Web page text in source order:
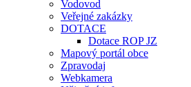
Vodovod
Veřejné zakázky
DOTACE
Dotace ROP JZ
Mapový portál obce
Zpravodaj
Webkamera